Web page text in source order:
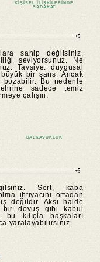
KIŞISEL ILIŞKILERINDE
SADAKAT
+5
sahip değilsiniz,
seviyorsunuz. Ne
Tavsiye: duygusal
bir şans. Ancak
Bu nedenle
sadece temiz
çalışın.
DALKAVUKLUK
+5
Sert, kaba
ihtiyacını ortadan
değildir. Aksi halde
bir dövüş gibi kabul
kılıçla başkaları
yaralayabilirsiniz.